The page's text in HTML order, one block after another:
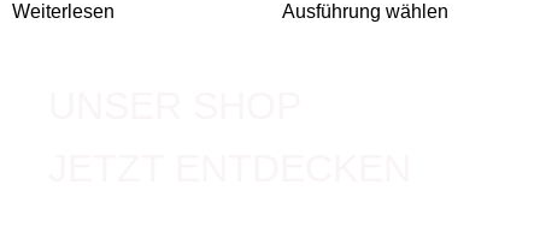
Weiterlesen Ausführung wählen